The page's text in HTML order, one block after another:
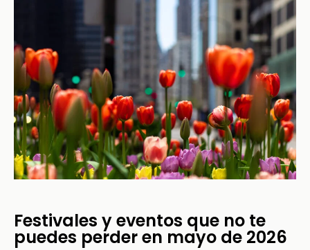
Festivales y eventos que no te
puedes perder en mayo de 2026